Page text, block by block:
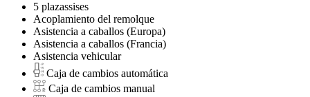
5 plazassises
Acoplamiento del remolque
Asistencia a caballos (Europa)
Asistencia a caballos (Francia)
Asistencia vehicular
Caja de cambios automática
Caja de cambios manual